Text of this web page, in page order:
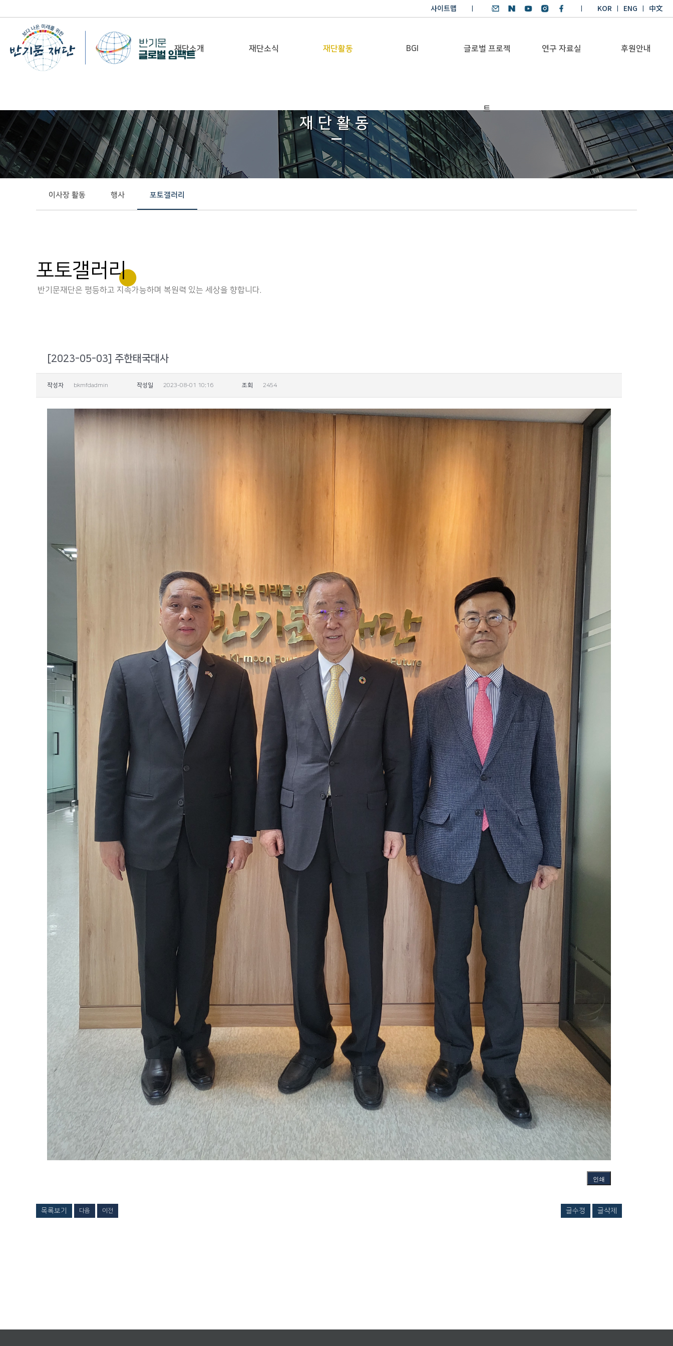
사이트맵 KOR ENG 中文
재단소개 재단소식 재단활동 BGI 글로벌 프로젝
트
연구 자료실 후원안내
비전&미션
정관/설립취지문
함께 하는 사람들
조직도
위치 및 연락처
행사
갤러리
Global Health
Platform
Trans-Pacific
Sustainability
Dialogue
SDGs 영어 에세이
경시대회
기후환경 교재
기후환경리더
양성과정 수상작
기부금공시
재단활동
이사장 활동 행사 포토갤러리
포토갤러리
반기문재단은 평등하고 지속가능하며 복원력 있는 세상을 향합니다.
[2023-05-03] 주한태국대사
작성자 bkmfdadmin 작성일 2023-08-01 10:16 조회 2454
인쇄
목록보기 다음 이전 글수정 글삭제